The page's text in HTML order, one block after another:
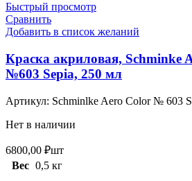
Быстрый просмотр
Сравнить
Добавить в список желаний
Краска акриловая, Schminke
№603 Sepia, 250 мл
Артикул: Schminlke Aero Color № 603
Нет в наличии
6800,00 ₽шт
Вес 0,5 кг